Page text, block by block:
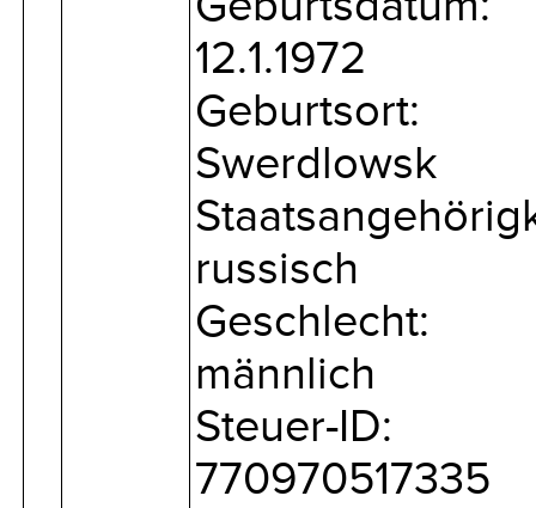
12.1.1972
Geburtsort:
Swerdlowsk
russisch
Geschlecht:
männlich
Steuer-ID:
770970517335